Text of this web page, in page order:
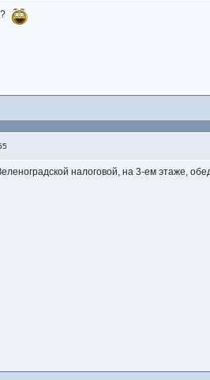
налоговой, на 3-ем этаже,